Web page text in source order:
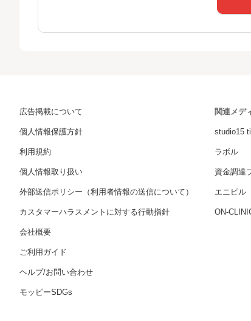
広告掲載について
個人情報保護方針
利用規約
個人情報取り扱い
外部送信ポリシー（利用者情報の送信について）
カスタマーハラスメントに対する行動指針
会社概要
ご利用ガイド
ヘルプ/お問い合わせ
モッピーSDGs
関連メデ
studio15
ラボル
資金調達
エニピル
ON-